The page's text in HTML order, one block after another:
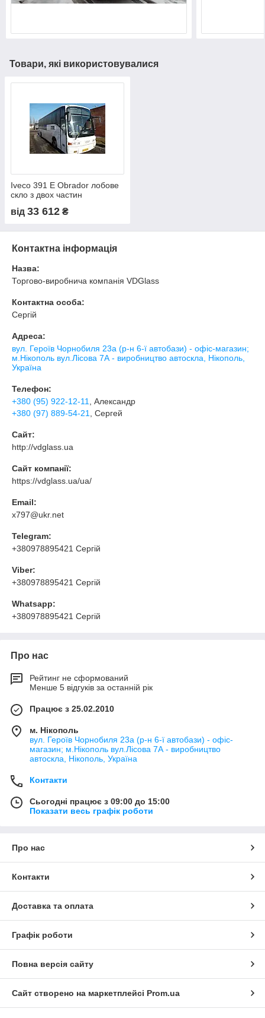
Товари, які використовувалися
Iveco 391 E Obrador лобове
скло з двох частин
від 33 612 ₴
Контактна інформація
Назва:
Торгово-виробнича компанія VDGlass
Контактна особа:
Сергій
Адреса:
вул. Героїв Чорнобиля 23а (р-н 6-ї автобази) - офіс-магазин;
м.Нікополь вул.Лісова 7А - виробництво автоскла, Нікополь,
Україна
Телефон:
+380 (95) 922-12-11
, Александр
+380 (97) 889-54-21
, Сергей
Сайт:
http://vdglass.ua
Сайт компанії:
https://vdglass.ua/ua/
Email:
x797@ukr.net
Telegram:
+380978895421 Сергій
Viber:
+380978895421 Сергій
Whatsapp:
+380978895421 Сергій
Про нас
Рейтинг не сформований
Менше 5 відгуків за останній рік
Працює з 25.02.2010
м. Нікополь
вул. Героїв Чорнобиля 23а (р-н 6-ї автобази) - офіс-
магазин; м.Нікополь вул.Лісова 7А - виробництво
автоскла, Нікополь, Україна
Контакти
Сьогодні працює з 09:00 до 15:00
Показати весь графік роботи
Про нас
Контакти
Доставка та оплата
Графік роботи
Повна версія сайту
Сайт створено на маркетплейсі Prom.ua